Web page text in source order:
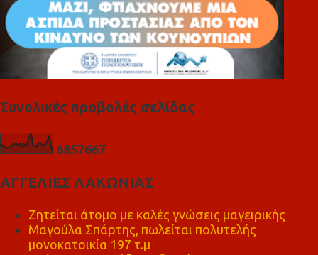
Συνολικές προβολές σελίδας
6857667
ΑΓΓΕΛΙΕΣ ΛΑΚΩΝΙΑΣ
Ζητείται άτομο με καλές γνώσεις μαγειρικής
Μαγούλα Σπάρτης, πωλείται πολυτελής
μονοκατοικία 197 τ.μ